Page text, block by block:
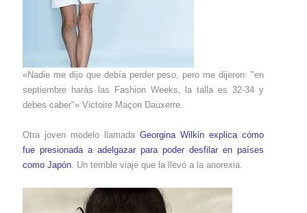
«Nadie me dijo que debía perder peso, pero me dijeron: "en
septiembre harás las Fashion Weeks, la talla es 32-34 y
debes caber"» Victoire Maçon Dauxerre.
Otra joven modelo llamada Georgina Wilkin explica cómo
fue presionada a adelgazar para poder desfilar en países
como Japón . Un terrible viaje que la llevó a la anorexia.